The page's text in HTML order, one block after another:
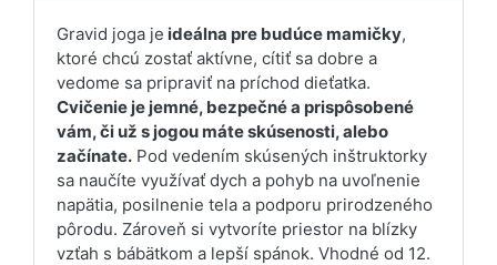
Gravid joga je ideálna pre budúce mamičky,
ktoré chcú zostať aktívne, cítiť sa dobre a
vedome sa pripraviť na príchod dieťatka.
Cvičenie je jemné, bezpečné a prispôsobené
vám, či už s jogou máte skúsenosti, alebo
začínate. Pod vedením skúsených inštruktorky
sa naučíte využívať dych a pohyb na uvoľnenie
napätia, posilnenie tela a podporu prirodzeného
pôrodu. Zároveň si vytvoríte priestor na blízky
vzťah s bábätkom a lepší spánok. Vhodné od 12.